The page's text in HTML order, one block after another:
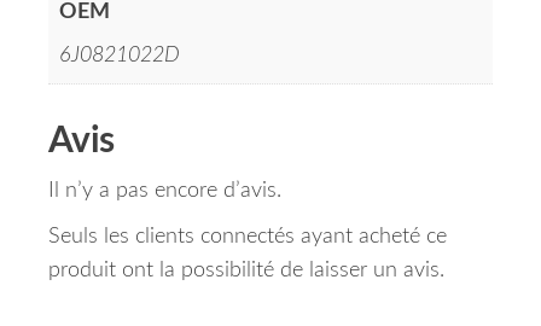
OEM
6J0821022D
Avis
Il n’y a pas encore d’avis.
Seuls les clients connectés ayant acheté ce
produit ont la possibilité de laisser un avis.